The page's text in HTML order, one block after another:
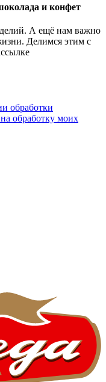
и конфет
А ещё нам важно
Делимся этим с
обработки
на обработку моих